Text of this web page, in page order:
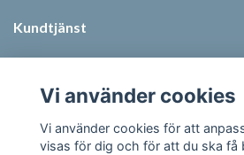
Kundtjänst
Sociala medier
Vi använder cookies
Vi använder cookies för att
visas för dig och för att du ska få